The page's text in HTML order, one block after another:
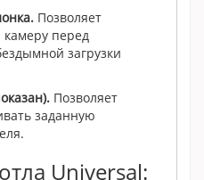
Позволяет
камеру перед
загрузки
Позволяет
заданную
Universal: